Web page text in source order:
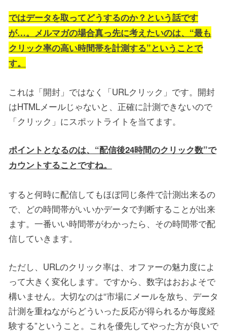
ではデータを取ってどうするのか？という話です
が…。メルマガの場合真っ先に考えたいのは、“最も
クリック率の高い時間帯を計測する”ということで
す。
これは「開封」ではなく「URLクリック」です。開封
はHTMLメールじゃないと、正確に計測できないので
「クリック」にスポットライトを当てます。
ポイントとなるのは、“配信後24時間のクリック数”で
カウントすることですね。
すると何時に配信してもほぼ同じ条件で計測出来るの
で、どの時間帯がいいかデータで判断することが出来
ます。一番いい時間帯がわかったら、その時間帯で配
信していきます。
ただし、URLのクリック率は、オファーの魅力度によ
って大きく変化します。ですから、数字はおおよそで
構いません。大切なのは“市場にメールを放ち、データ
計測を重ねながらどういった反応が得られるか毎度経
験する”ということ。これを優先してやった方が良いで